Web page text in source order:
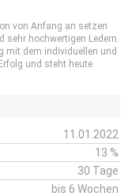
von Anfang an setzen
sehr hochwertigen Ledern.
mit dem individuellen und
und steht heute
11.01.2022
13 %
30 Tage
bis 6 Wochen